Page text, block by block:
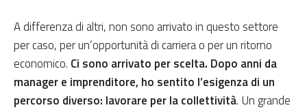
A differenza di altri, non sono arrivato in questo settore
per caso, per un’opportunità di carriera o per un ritorno
economico. Ci sono arrivato per scelta. Dopo anni da
manager e imprenditore, ho sentito l’esigenza di un
percorso diverso: lavorare per la collettività. Un grande